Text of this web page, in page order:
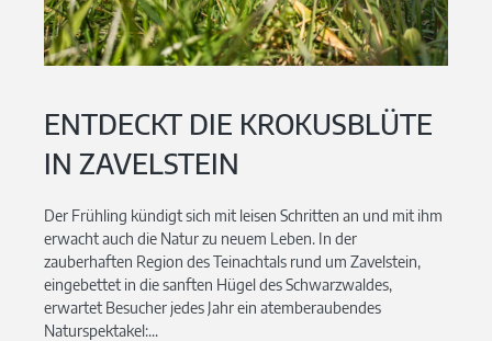
ENTDECKT DIE KROKUSBLÜTE
IN ZAVELSTEIN
Der Frühling kündigt sich mit leisen Schritten an und mit ihm
erwacht auch die Natur zu neuem Leben. In der
zauberhaften Region des Teinachtals rund um Zavelstein,
eingebettet in die sanften Hügel des Schwarzwaldes,
erwartet Besucher jedes Jahr ein atemberaubendes
Naturspektakel:...